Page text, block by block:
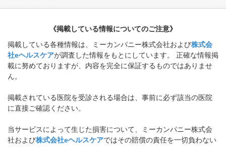
《掲載している情報についてのご注意》
掲載している各種情報は、ミーカンパニー株式会社および株式会
社eヘルスケアが調査した情報をもとにしています。 正確な情報掲
載に努めておりますが、内容を完全に保証するものではありませ
ん。
掲載されている医院を受診される場合は、事前に必ず該当の医院
に直接ご確認ください。
当サービスによって生じた損害について、ミーカンパニー株式会
社および株式会社eヘルスケアではその賠償の責任を一切負わない